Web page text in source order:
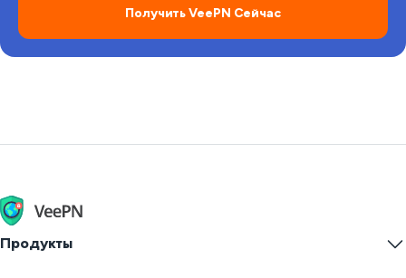
Получить VeePN Сейчас
Продукты